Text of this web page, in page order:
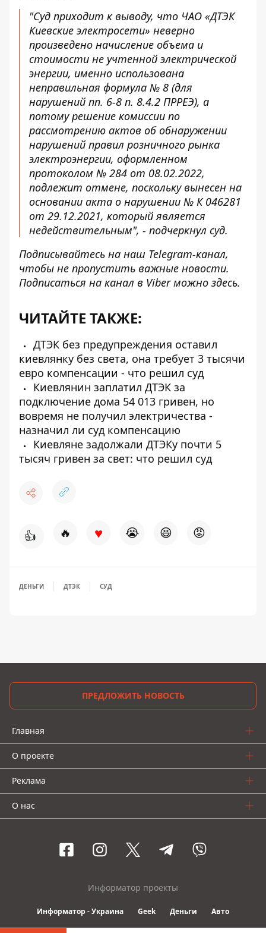
"Суд приходит к выводу, что ЧАО «ДТЭК
Киевские электросети» неверно
произведено начисление объема и
стоимости не учтенной электрической
энергии, именно использована
неправильная формула № 8 (для
нарушений пп. 6-8 п. 8.4.2 ПРРЕЭ), а
потому решение комиссии по
рассмотрению актов об обнаружении
нарушений правил розничного рынка
электроэнергии, оформленном
протоколом № 284 от 08.02.2022,
подлежит отмене, поскольку вынесен на
основании акта о нарушении № К 046281
от 29.12.2021, который является
недействительным", - подчеркнул суд.
Подписывайтесь на наш Telegram-канал,
чтобы не пропустить важные новости.
Подписаться на канал в Viber можно здесь.
ЧИТАЙТЕ ТАКЖЕ:
ДТЭК без предупреждения оставил
киевлянку без света, она требует 3 тысячи
евро компенсации - что решил суд
Киевлянин заплатил ДТЭК за
подключение дома 54 013 гривен, но
вовремя не получил электричества -
назначил ли суд компенсацию
Киевляне задолжали ДТЭКу почти 5
тысяч гривен за свет: что решил суд
👍 🔥 ♥ 😭 😆 😡
ДЕНЬГИ ДТЭК СУД
ПРЕДЛОЖИТЬ НОВОСТЬ
Главная
О проекте
Реклама
О нас
Информатор проекты
Информатор - Украина Geek Деньги Авто